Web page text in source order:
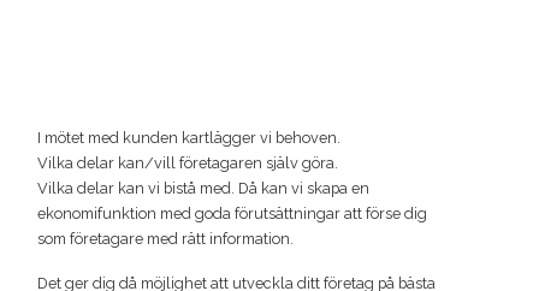
I mötet med kunden kartlägger vi behoven.
Vilka delar kan/vill företagaren själv göra.
Vilka delar kan vi bistå med. Då kan vi skapa en
ekonomifunktion med goda förutsättningar att förse dig
som företagare med rätt information.
Det ger dig då möjlighet att utveckla ditt företag på bästa